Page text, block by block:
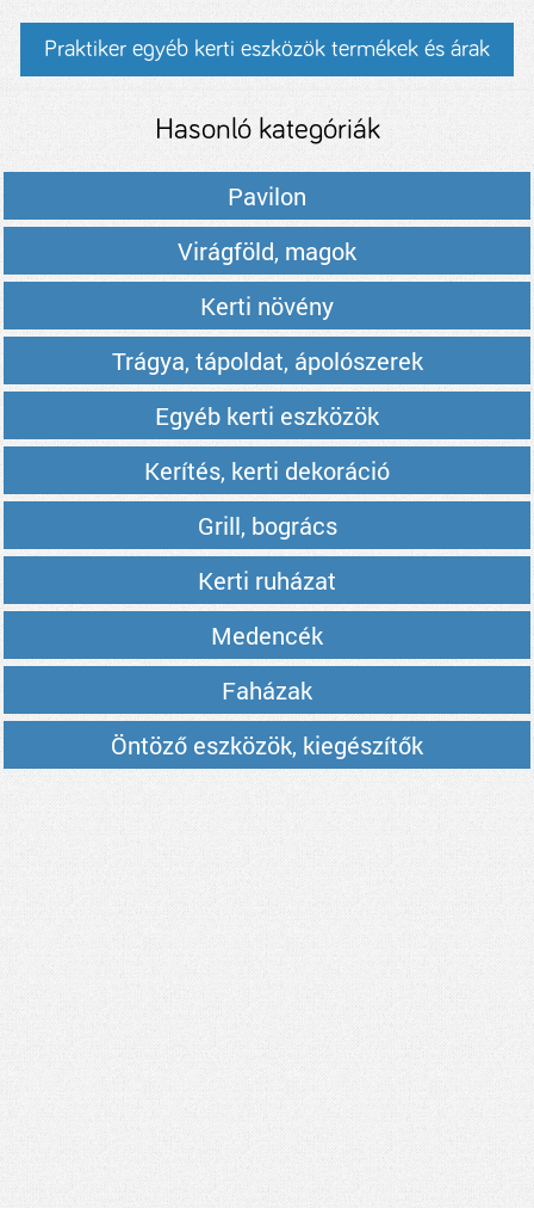
Praktiker egyéb kerti eszközök termékek és árak
Hasonló kategóriák
Pavilon
Virágföld, magok
Kerti növény
Trágya, tápoldat, ápolószerek
Egyéb kerti eszközök
Kerítés, kerti dekoráció
Grill, bogrács
Kerti ruházat
Medencék
Faházak
Öntöző eszközök, kiegészítők